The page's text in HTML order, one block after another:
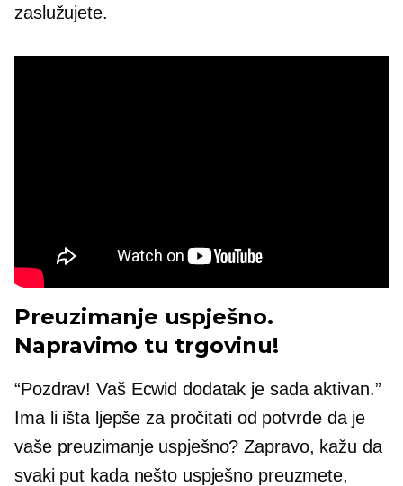
zaslužujete.
Preuzimanje uspješno.
Napravimo tu trgovinu!
“Pozdrav! Vaš Ecwid dodatak je sada aktivan.”
Ima li išta ljepše za pročitati od potvrde da je
vaše preuzimanje uspješno? Zapravo, kažu da
svaki put kada nešto uspješno preuzmete,